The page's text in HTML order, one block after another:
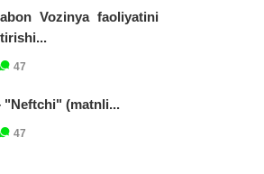
Vozinya faoliyatini
47
"Neftchi" (matnli...
47